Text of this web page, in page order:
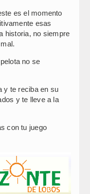
es el momento
esas
historia, no siempre
no se
y te reciba en su
y te lleve a la
con tu juego